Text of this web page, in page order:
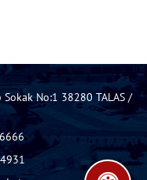
No:1 38280 TALAS /